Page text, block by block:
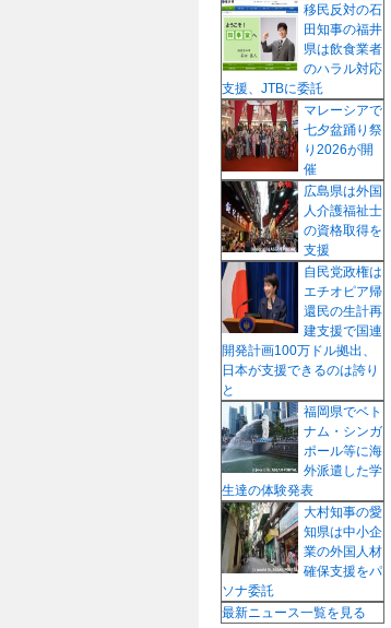
移民反対の石
田知事の福井
県は飲食業者
のハラル対応
支援、JTBに委託
マレーシアで
七夕盆踊り祭
り2026が開
催
広島県は外国
人介護福祉士
の資格取得を
支援
自民党政権は
エチオピア帰
還民の生計再
建支援で国連
開発計画100万ドル拠出、
日本が支援できるのは誇り
と
福岡県でベト
ナム・シンガ
ポール等に海
外派遣した学
生達の体験発表
大村知事の愛
知県は中小企
業の外国人材
確保支援をパ
ソナ委託
最新ニュース一覧を見る